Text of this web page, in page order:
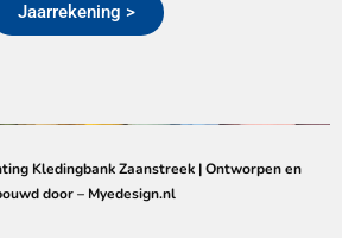
Jaarrekening >
Kledingbank Zaanstreek | Ontworpen en
door – Myedesign.nl